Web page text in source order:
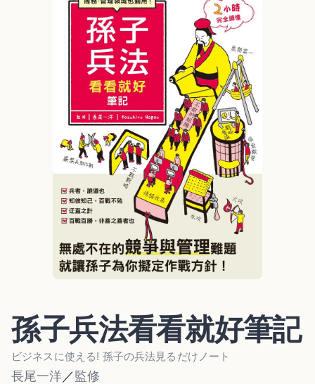
孫子兵法看看就好筆記
ビジネスに使える! 孫子の兵法見るだけノート
長尾一洋 ／ 監修